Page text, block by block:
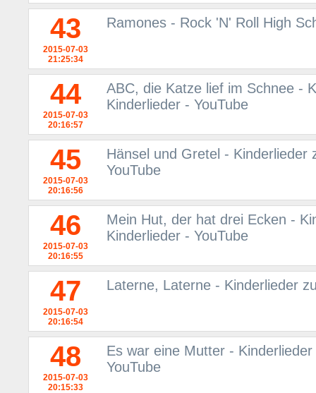
43
2015-07-03
21:25:34
Ramones - Rock 'N' Roll High
44
2015-07-03
20:16:57
ABC, die Katze lief im Schnee -
Kinderlieder - YouTube
45
2015-07-03
20:16:56
Hänsel und Gretel - Kinderlieder
YouTube
46
2015-07-03
20:16:55
Mein Hut, der hat drei Ecken -
Kinderlieder - YouTube
47
2015-07-03
20:16:54
Laterne, Laterne - Kinderlieder
48
2015-07-03
20:15:33
Es war eine Mutter -
YouTube